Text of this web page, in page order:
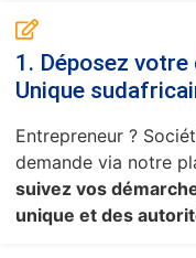
1. Déposez votre
Unique
Entrepreneur ?
demande via notre
suivez vos
unique et des